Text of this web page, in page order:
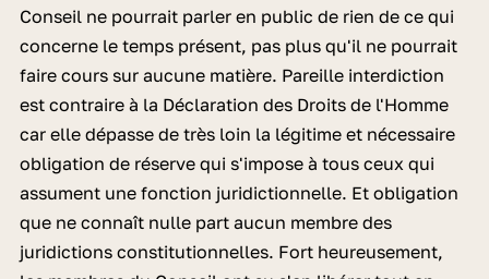
Conseil ne pourrait parler en public de rien de ce qui
concerne le temps présent, pas plus qu'il ne pourrait
faire cours sur aucune matière. Pareille interdiction
est contraire à la Déclaration des Droits de l'Homme
car elle dépasse de très loin la légitime et nécessaire
obligation de réserve qui s'impose à tous ceux qui
assument une fonction juridictionnelle. Et obligation
que ne connaît nulle part aucun membre des
juridictions constitutionnelles. Fort heureusement,